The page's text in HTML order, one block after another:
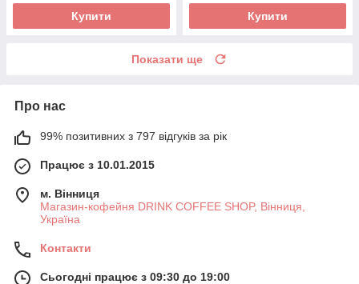
Купити Купити
Показати ще
Про нас
99% позитивних з 797 відгуків за рік
Працює з 10.01.2015
м. Вінниця
Магазин-кофейня DRINK COFFEE SHOP, Вінниця,
Україна
Контакти
Сьогодні працює з 09:30 до 19:00